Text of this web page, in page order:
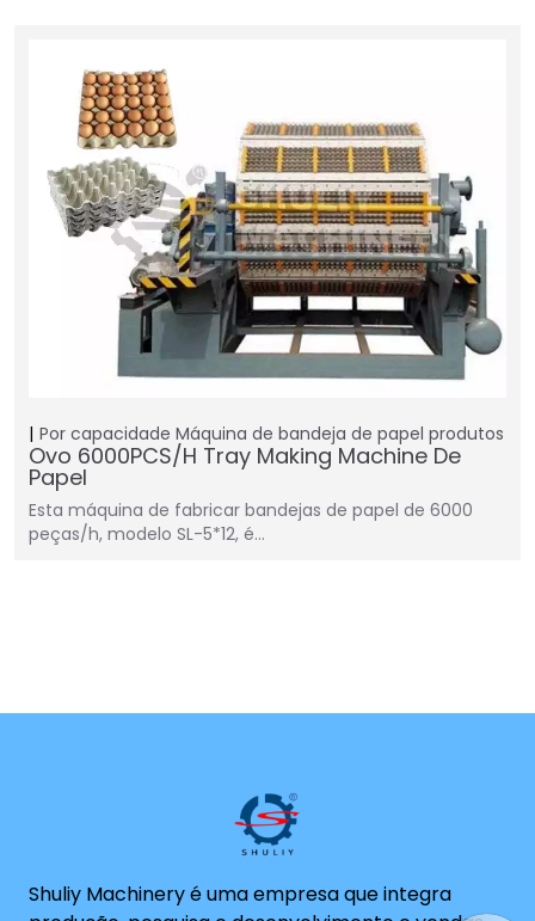
Por capacidade Máquina de bandeja de papel produtos
Ovo 6000PCS/H Tray Making Machine De
Papel
Esta máquina de fabricar bandejas de papel de 6000
peças/h, modelo SL-5*12, é…
Shuliy Machinery é uma empresa que integra